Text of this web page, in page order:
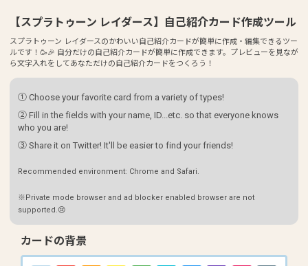
【スプラトゥーン レイダース】自己紹介カード作成ツール
スプラトゥーン レイダースのかわいい自己紹介カードが簡単に作成・編集できるツー
ルです！🥳🎉 自分だけの自己紹介カードが簡単に作成できます。プレビューを見なが
ら文字入れをしてあなただけの自己紹介カードをつくろう！
① Choose your favorite card from a variety of types!
② Fill in the fields with your name, ID...etc. so that everyone knows
who you are!
③ Share it on Twitter! It'll be easier to find your friends!
Recommended environment: Chrome and Safari.
※Private mode browser and ad blocker enabled browser are not
supported.😢
カードの背景